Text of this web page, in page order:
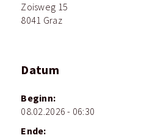
Zoisweg 15
8041 Graz
Datum
Beginn:
08.02.2026 - 06:30
Ende: